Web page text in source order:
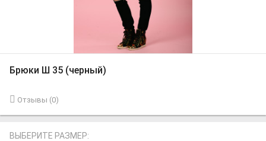
Брюки Ш 35 (черный)
Отзывы (0)
ВЫБЕРИТЕ РАЗМЕР: